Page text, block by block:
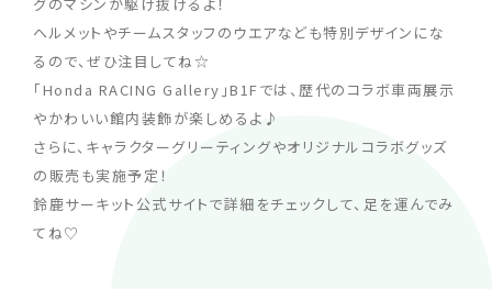
グのマシンが駆け抜けるよ！
ヘルメットやチームスタッフのウエアなども特別デザインにな
るので、ぜひ注目してね☆
「Honda RACING Gallery」B1Fでは、歴代のコラボ車両展示
やかわいい館内装飾が楽しめるよ♪
さらに、キャラクターグリーティングやオリジナルコラボグッズ
の販売も実施予定！
鈴鹿サーキット公式サイトで詳細をチェックして、足を運んでみ
てね♡